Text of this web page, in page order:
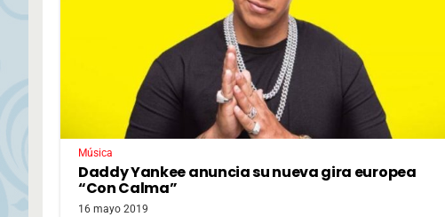
Música
Daddy Yankee anuncia su nueva gira europea
“Con Calma”
16 mayo 2019